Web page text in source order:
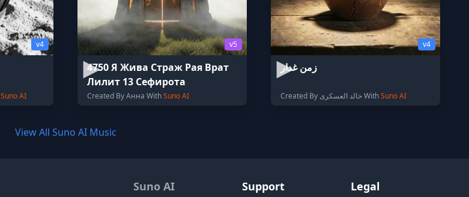
v4
Suno AI
v5
4750 Я Жива Страж Рая Врат
Лилит 13 Сефирота
Created By Анна WithSuno AI
v4
زمن غدار
Created By خالد العسكرى WithSuno AI
View All Suno AI Music
Suno AI Support Legal